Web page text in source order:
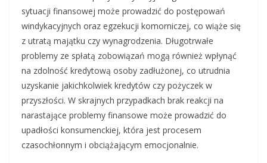
sytuacji finansowej może prowadzić do postępowań
windykacyjnych oraz egzekucji komorniczej, co wiąże się
z utratą majątku czy wynagrodzenia. Długotrwałe
problemy ze spłatą zobowiązań mogą również wpłynąć
na zdolność kredytową osoby zadłużonej, co utrudnia
uzyskanie jakichkolwiek kredytów czy pożyczek w
przyszłości. W skrajnych przypadkach brak reakcji na
narastające problemy finansowe może prowadzić do
upadłości konsumenckiej, która jest procesem
czasochłonnym i obciążającym emocjonalnie.